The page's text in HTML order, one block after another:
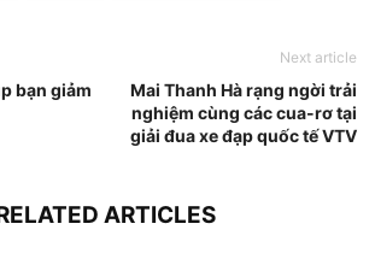
bạn giảm
Next article
Mai Thanh Hà rạng ngời trải
nghiệm cùng các cua-rơ tại
giải đua xe đạp quốc tế VTV
ARTICLES